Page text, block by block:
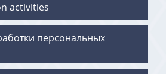
activities
персональных